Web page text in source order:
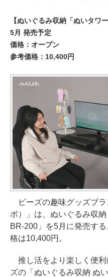
【ぬいぐるみ収納「ぬいタワ
5月 発売予定
価格：オープン
参考価格：10,400円
ビーズの趣味グッズブラ
ボ）」は、ぬいぐるみ収
BR-200」を5月に発売す
格は10,400円。
推し活をより楽しく便利
ズの「ぬいぐるみ収納 ぬ